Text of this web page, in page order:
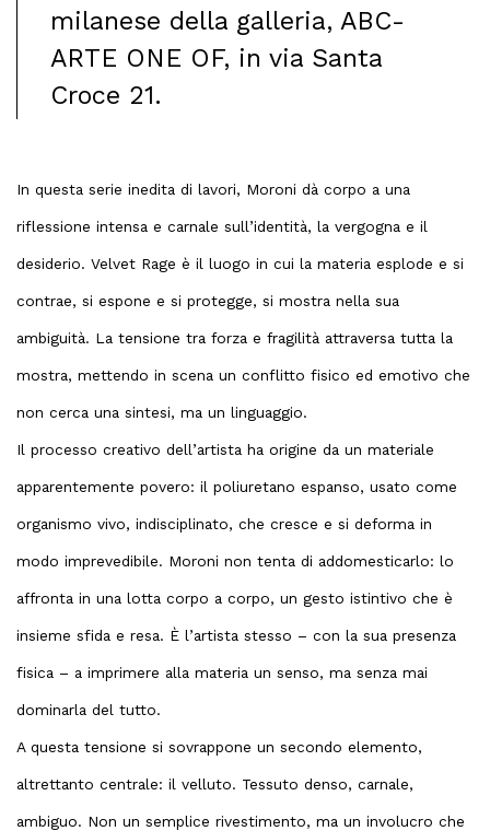
milanese della galleria, ABC-
ARTE ONE OF, in via Santa
Croce 21.
In questa serie inedita di lavori, Moroni dà corpo a una
riflessione intensa e carnale sull’identità, la vergogna e il
desiderio. Velvet Rage è il luogo in cui la materia esplode e si
contrae, si espone e si protegge, si mostra nella sua
ambiguità. La tensione tra forza e fragilità attraversa tutta la
mostra, mettendo in scena un conflitto fisico ed emotivo che
non cerca una sintesi, ma un linguaggio.
Il processo creativo dell’artista ha origine da un materiale
apparentemente povero: il poliuretano espanso, usato come
organismo vivo, indisciplinato, che cresce e si deforma in
modo imprevedibile. Moroni non tenta di addomesticarlo: lo
affronta in una lotta corpo a corpo, un gesto istintivo che è
insieme sfida e resa. È l’artista stesso – con la sua presenza
fisica – a imprimere alla materia un senso, ma senza mai
dominarla del tutto.
A questa tensione si sovrappone un secondo elemento,
altrettanto centrale: il velluto. Tessuto denso, carnale,
ambiguo. Non un semplice rivestimento, ma un involucro che